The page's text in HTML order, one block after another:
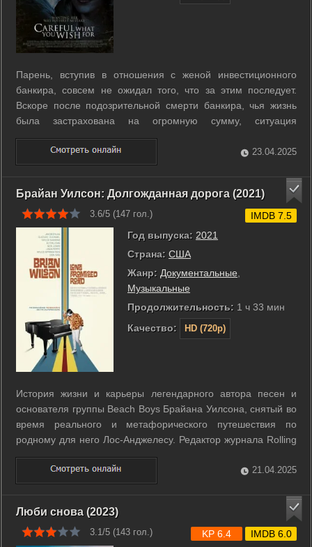
Парень, вступив в отношения с женой инвестиционного
банкира, совсем не ожидал того, что за этим последует.
Вскоре после подозрительной смерти банкира, чья жизнь
была застрахована на огромную сумму, ситуация
принимает неблагоприятный для него оборот… ...
23.04.2025
Брайан Уилсон: Долгожданная дорога (2021)
3.6/5 (147 гол.)
Год выпуска: 2021
Страна: США
Жанр: Документальные
Музыкальные
Продолжительность: 1 ч 33 мин
Качество:
HD (720p)
IMDB 7.5
История жизни и карьеры легендарного автора песен и
основателя группы Beach Boys Брайана Уилсона, снятый во
время реального и метафорического путешествия по
родному для него Лос-Анджелесу. Редактор журнала Rolling
Stone Джейсон Файн за рулем, Брайан выбирает музыку -
вместе они снова побывали в самых важных для музыканта
местах и окунулись в ...
21.04.2025
Люби снова (2023)
3.1/5 (143 гол.) KP 6.4 IMDB 6.0